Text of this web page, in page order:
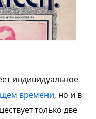
индивидуальное
времени, но и в
только две